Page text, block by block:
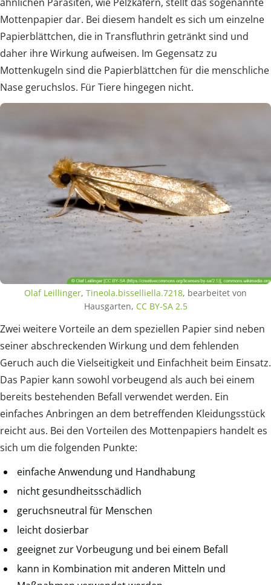
Mottenpapier dar. Bei diesem handelt es sich um einzelne
Papierblättchen, die in Transfluthrin getränkt sind und
daher ihre Wirkung aufweisen. Im Gegensatz zu
Mottenkugeln sind die Papierblättchen für die menschliche
Nase geruchslos. Für Tiere hingegen nicht.
Olaf Leillinger, Tineola.bisselliella.7218, bearbeitet von
Hausgarten, CC BY-SA 2.5
Zwei weitere Vorteile an dem speziellen Papier sind neben
seiner abschreckenden Wirkung und dem fehlenden
Geruch auch die Vielseitigkeit und Einfachheit beim Einsatz.
Das Papier kann sowohl vorbeugend als auch bei einem
bereits bestehenden Befall verwendet werden. Ein
einfaches Anbringen an dem betreffenden Kleidungsstück
reicht aus. Bei den Vorteilen des Mottenpapiers handelt es
sich um die folgenden Punkte:
einfache Anwendung und Handhabung
nicht gesundheitsschädlich
geruchsneutral für Menschen
leicht dosierbar
geeignet zur Vorbeugung und bei einem Befall
kann in Kombination mit anderen Mitteln und